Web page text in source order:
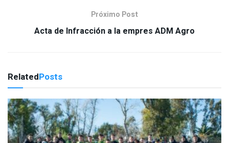
Próximo Post
Acta de Infracción a la empres ADM Agro
RelatedPosts